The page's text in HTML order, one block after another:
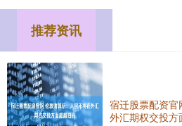
推荐资讯
宿迁股票配资
外汇期权交投方